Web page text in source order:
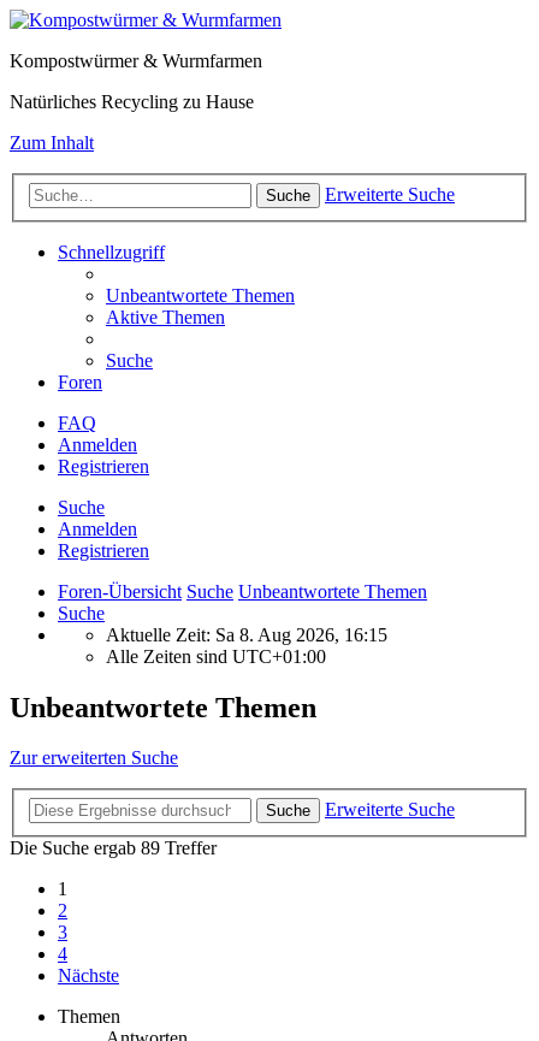
Kompostwürmer & Wurmfarmen
Natürliches Recycling zu Hause
Zum Inhalt
Suche Erweiterte Suche
Schnellzugriff
Unbeantwortete Themen
Aktive Themen
Suche
Foren
FAQ
Anmelden
Registrieren
Suche
Anmelden
Registrieren
Foren-Übersicht Suche Unbeantwortete Themen
Suche
Aktuelle Zeit: Sa 8. Aug 2026, 16:15
Alle Zeiten sind UTC+01:00
Unbeantwortete Themen
Zur erweiterten Suche
Suche
Erweiterte Suche
Die Suche ergab 89 Treffer
1
2
3
4
Nächste
Themen